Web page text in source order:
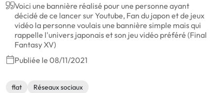
Voici une bannière réalisé pour une personne ayant
décidé de ce lancer sur Youtube, Fan du japon et de jeux
vidéo la personne voulais une bannière simple mais qui
rappelle l'univers japonais et son jeu vidéo préféré (Final
Fantasy XV)
Publiée le 08/11/2021
flat Réseaux sociaux